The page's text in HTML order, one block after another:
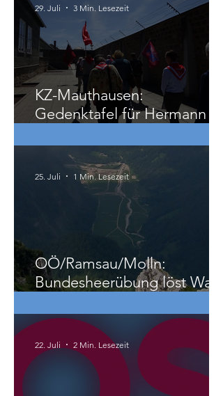
Beschäftigte betroffen
KZ-Mauthausen:
Gedenktafel für Hermann
Köhler
29. Juli 3 Min. Lesezeit
OÖ/Ramsau/Molln:
Bundesheerübung löst Wald-
und Wiesenbrand aus
2 Min. Lesezeit